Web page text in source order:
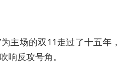
主场的双11走过了十五年，
响反攻号角。